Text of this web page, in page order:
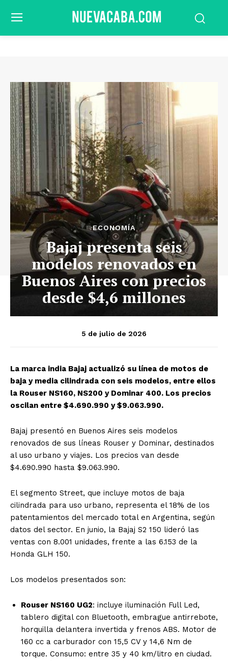
ECONOMÍA
Bajaj presenta seis
modelos renovados en
Buenos Aires con precios
desde $4,6 millones
5 de julio de 2026
La marca india Bajaj actualizó su línea de motos de
baja y media cilindrada con seis modelos, entre ellos
la Rouser NS160, NS200 y Dominar 400. Los precios
oscilan entre $4.690.990 y $9.063.990.
Bajaj presentó en Buenos Aires seis modelos
renovados de sus líneas Rouser y Dominar, destinados
al uso urbano y viajes. Los precios van desde
$4.690.990 hasta $9.063.990.
El segmento Street, que incluye motos de baja
cilindrada para uso urbano, representa el 18% de los
patentamientos del mercado total en Argentina, según
datos del sector. En junio, la Bajaj S2 150 lideró las
ventas con 8.001 unidades, frente a las 6.153 de la
Honda GLH 150.
Los modelos presentados son:
Rouser NS160 UG2: incluye iluminación Full Led,
tablero digital con Bluetooth, embrague antirrebote,
horquilla delantera invertida y frenos ABS. Motor de
160 cc a carburador con 15,5 CV y 14,6 Nm de
torque. Consumo: entre 35 y 40 km/litro en ciudad.